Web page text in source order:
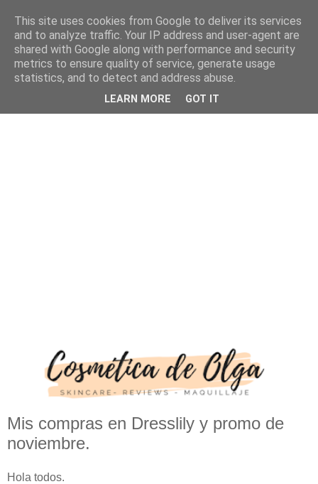
Mis compras en Dresslily y promo de
noviembre.
Hola todos.
This site uses cookies from Google to deliver its services
and to analyze traffic. Your IP address and user-agent are
shared with Google along with performance and security
metrics to ensure quality of service, generate usage
statistics, and to detect and address abuse.
LEARN MORE GOT IT